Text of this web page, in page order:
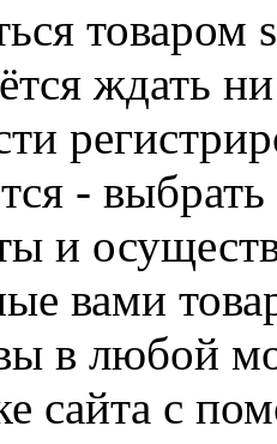
ждать
-
и
вами
в любой
сайта с